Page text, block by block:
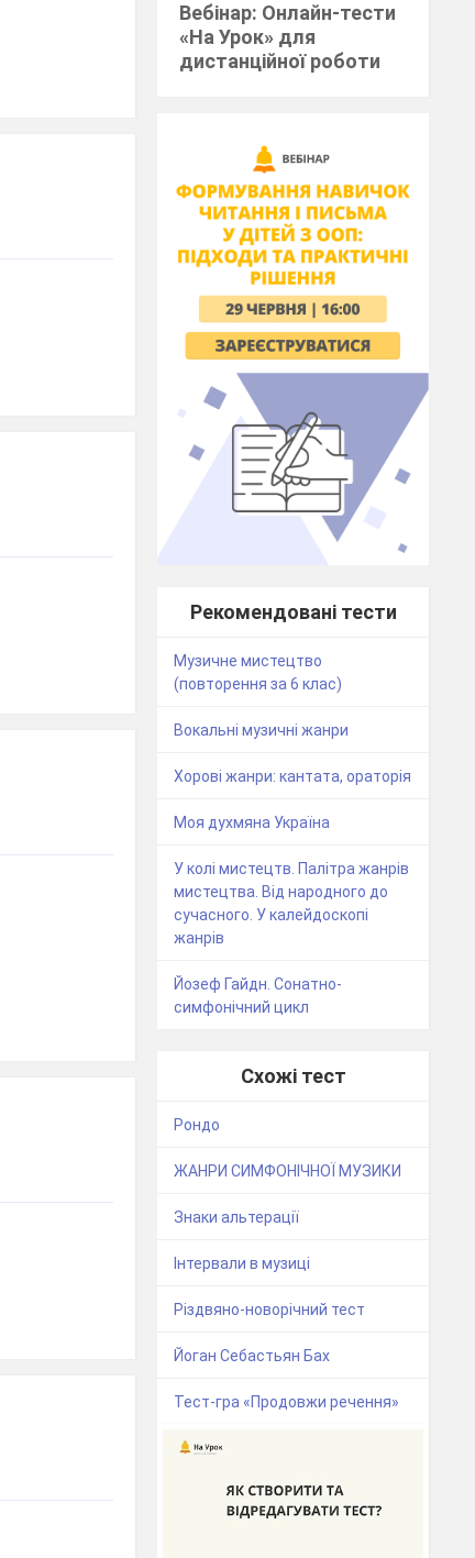
Вебінар: Онлайн-тести
«На Урок» для
дистанційної роботи
Рекомендовані тести
Музичне мистецтво
(повторення за 6 клас)
Вокальні музичні жанри
Хорові жанри: кантата, ораторія
Моя духмяна Україна
У колі мистецтв. Палітра жанрів
мистецтва. Від народного до
сучасного. У калейдоскопі
жанрів
Йозеф Гайдн. Сонатно-
симфонічний цикл
Схожі тест
Рондо
ЖАНРИ СИМФОНІЧНОЇ МУЗИКИ
Знаки альтерації
Інтервали в музиці
Різдвяно-новорічний тест
Йоган Себастьян Бах
Тест-гра «Продовжи речення»